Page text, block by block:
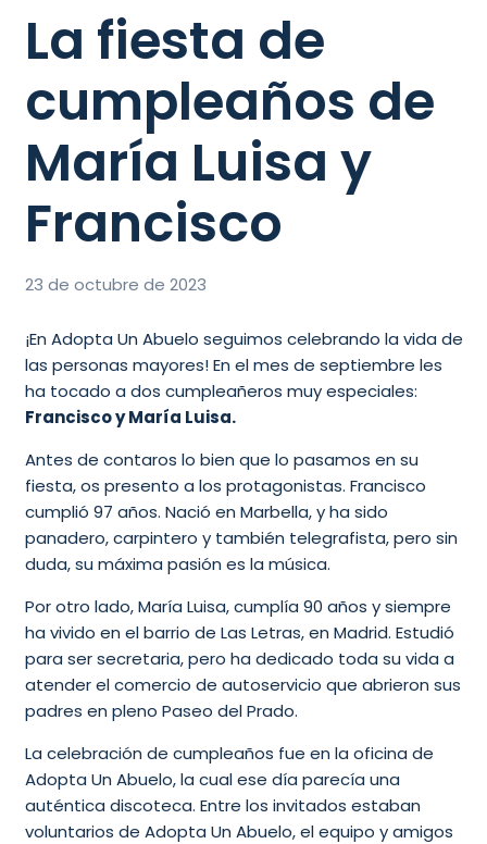
La fiesta de
cumpleaños de
María Luisa y
Francisco
23 de octubre de 2023
¡En Adopta Un Abuelo seguimos celebrando la vida de
las personas mayores! En el mes de septiembre les
ha tocado a dos cumpleañeros muy especiales:
Francisco y María Luisa.
Antes de contaros lo bien que lo pasamos en su
fiesta, os presento a los protagonistas. Francisco
cumplió 97 años. Nació en Marbella, y ha sido
panadero, carpintero y también telegrafista, pero sin
duda, su máxima pasión es la música.
Por otro lado, María Luisa, cumplía 90 años y siempre
ha vivido en el barrio de Las Letras, en Madrid. Estudió
para ser secretaria, pero ha dedicado toda su vida a
atender el comercio de autoservicio que abrieron sus
padres en pleno Paseo del Prado.
La celebración de cumpleaños fue en la oficina de
Adopta Un Abuelo, la cual ese día parecía una
auténtica discoteca. Entre los invitados estaban
voluntarios de Adopta Un Abuelo, el equipo y amigos